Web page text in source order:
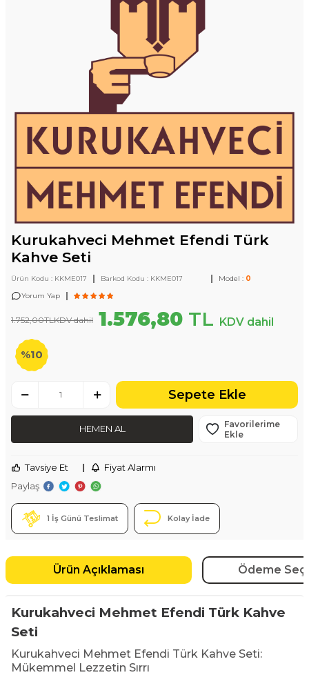
Kurukahveci Mehmet Efendi Türk
Kahve Seti
Ürün Kodu : KKME017 | Barkod Kodu : KKME017 | Model : 0
Yorum Yap
|
1.752,00TLKDV dahil 1.576,80 TL KDV dahil
%10
Sepete Ekle
HEMEN AL
Favorilerime
Ekle
Tavsiye Et |
Fiyat Alarmı
Paylaş
1 İş Günü Teslimat Kolay İade
Ürün Açıklaması Ödeme
Kurukahveci Mehmet Efendi Türk Kahve
Seti
Kurukahveci Mehmet Efendi Türk Kahve Seti:
Mükemmel Lezzetin Sırrı